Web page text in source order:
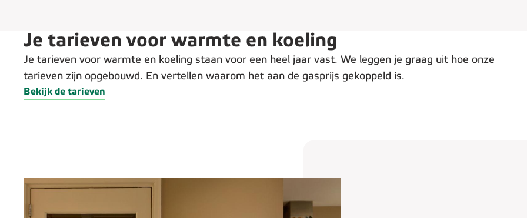
Je tarieven voor warmte en koeling
Je tarieven voor warmte en koeling staan voor een heel jaar vast. We leggen je graag uit hoe onze
tarieven zijn opgebouwd. En vertellen waarom het aan de gasprijs gekoppeld is.
Bekijk de tarieven